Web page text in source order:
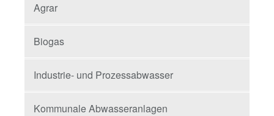
Agrar
Biogas
Industrie- und Prozessabwasser
Kommunale Abwasseranlagen